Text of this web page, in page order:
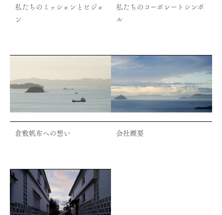
私たちのミッションとビジョ
ン
私たちのコーポレートシンボ
ル
倉敷帆布への想い 会社概要